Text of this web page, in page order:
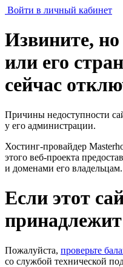
Войти в личный кабинет
Извините, но
или его
сейчас
Причины недоступности
у его администрации.
Хостинг-провайдер
этого веб-проекта
и доменами его владельцам.
Если этот
Пожалуйста, проверьте
со службой технической